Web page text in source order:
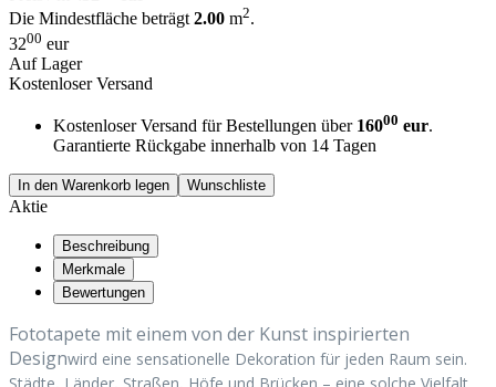
Die Mindestfläche beträgt2.00 m2.
3200 eur
Auf Lager
Kostenloser Versand
Kostenloser Versand für Bestellungen über 16000 eur.
Garantierte Rückgabe innerhalb von 14 Tagen
In den Warenkorb legen Wunschliste
Aktie
Beschreibung
Merkmale
Bewertungen
Fototapete mit einem von der Kunst inspirierten
Designwird eine sensationelle Dekoration für jeden Raum sein.